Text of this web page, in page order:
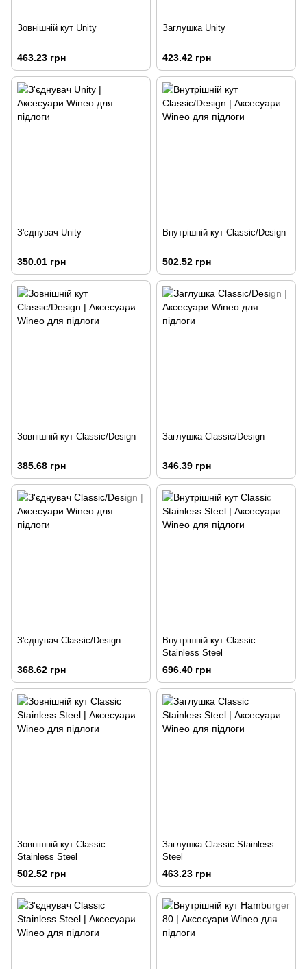
Зовнішній кут Unity
463.23 грн
Заглушка Unity
423.42 грн
З'єднувач Unity
350.01 грн
Внутрішній кут Classic/Design
502.52 грн
Зовнішній кут Classic/Design
385.68 грн
Заглушка Classic/Design
346.39 грн
З'єднувач Classic/Design
368.62 грн
Внутрішній кут Classic
Stainless Steel
696.40 грн
Зовнішній кут Classic
Stainless Steel
502.52 грн
Заглушка Classic Stainless
Steel
463.23 грн